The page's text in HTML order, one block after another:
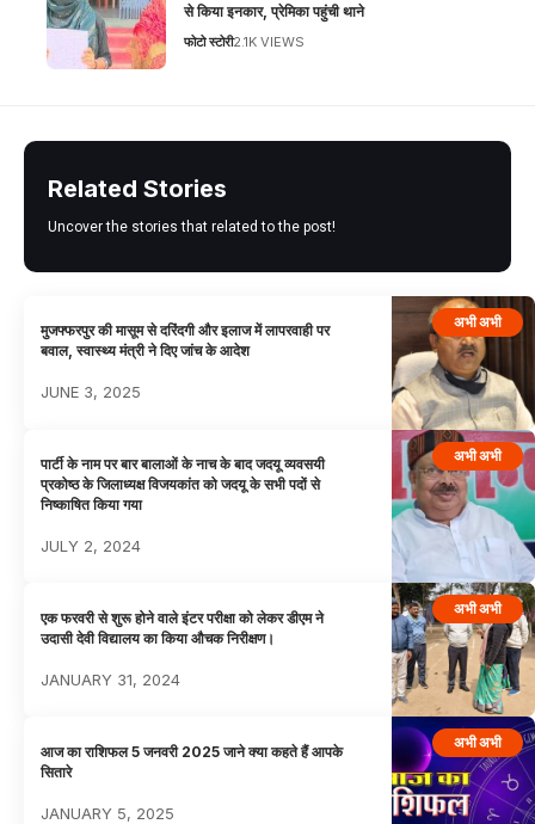
से किया इनकार, प्रेमिका पहुंची थाने
फोटो स्टोरी2.1K VIEWS
Related Stories
Uncover the stories that related to the post!
अभी अभी
मुजफ्फरपुर की मासूम से दरिंदगी और इलाज में लापरवाही पर
बवाल, स्वास्थ्य मंत्री ने दिए जांच के आदेश
JUNE 3, 2025
अभी अभी
पार्टी के नाम पर बार बालाओं के नाच के बाद जदयू व्यवसयी
प्रकोष्ठ के जिलाध्यक्ष विजयकांत को जदयू के सभी पदों से
निष्काषित किया गया
JULY 2, 2024
अभी अभी
एक फरवरी से शुरू होने वाले इंटर परीक्षा को लेकर डीएम ने
उदासी देवी विद्यालय का किया औचक निरीक्षण।
JANUARY 31, 2024
अभी अभी
आज का राशिफल 5 जनवरी 2025 जाने क्या कहते हैं आपके
सितारे
JANUARY 5, 2025